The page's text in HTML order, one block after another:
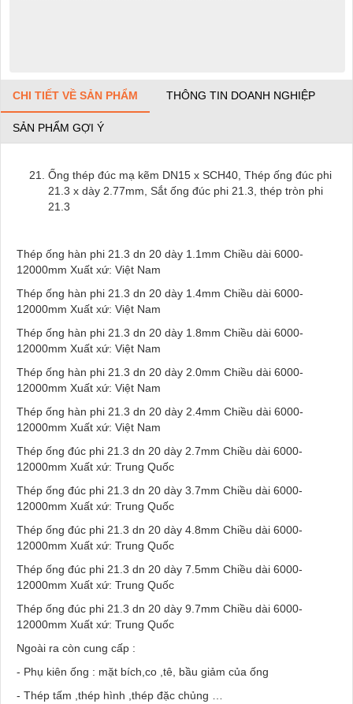
CHI TIẾT VỀ SẢN PHẨM THÔNG TIN DOANH NGHIỆP
SẢN PHẨM GỢI Ý
Ống thép đúc mạ kẽm DN15 x SCH40, Thép ống đúc phi
21.3 x dày 2.77mm, Sắt ống đúc phi 21.3, thép tròn phi
21.3
Thép ống hàn phi 21.3 dn 20 dày 1.1mm Chiều dài 6000-
12000mm Xuất xứ: Việt Nam
Thép ống hàn phi 21.3 dn 20 dày 1.4mm Chiều dài 6000-
12000mm Xuất xứ: Việt Nam
Thép ống hàn phi 21.3 dn 20 dày 1.8mm Chiều dài 6000-
12000mm Xuất xứ: Việt Nam
Thép ống hàn phi 21.3 dn 20 dày 2.0mm Chiều dài 6000-
12000mm Xuất xứ: Việt Nam
Thép ống hàn phi 21.3 dn 20 dày 2.4mm Chiều dài 6000-
12000mm Xuất xứ: Việt Nam
Thép ống đúc phi 21.3 dn 20 dày 2.7mm Chiều dài 6000-
12000mm Xuất xứ: Trung Quốc
Thép ống đúc phi 21.3 dn 20 dày 3.7mm Chiều dài 6000-
12000mm Xuất xứ: Trung Quốc
Thép ống đúc phi 21.3 dn 20 dày 4.8mm Chiều dài 6000-
12000mm Xuất xứ: Trung Quốc
Thép ống đúc phi 21.3 dn 20 dày 7.5mm Chiều dài 6000-
12000mm Xuất xứ: Trung Quốc
Thép ống đúc phi 21.3 dn 20 dày 9.7mm Chiều dài 6000-
12000mm Xuất xứ: Trung Quốc
Ngoài ra còn cung cấp :
- Phụ kiên ống : mặt bích,co ,tê, bầu giảm của ống
- Thép tấm ,thép hình ,thép đặc chủng …